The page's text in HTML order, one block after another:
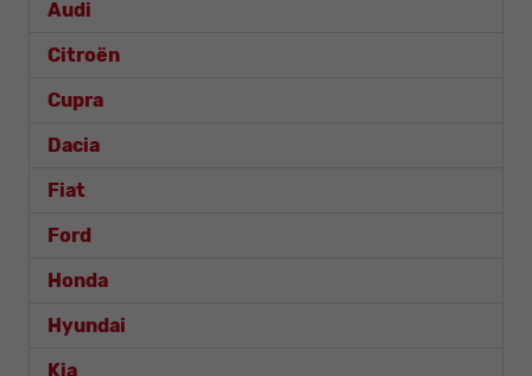
Audi
Citroën
Cupra
Dacia
Fiat
Ford
Honda
Hyundai
Kia